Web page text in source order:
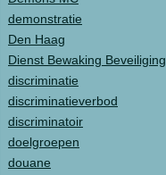
demonstratie
Den Haag
Dienst Bewaking Beveiliging
discriminatie
discriminatieverbod
discriminatoir
doelgroepen
douane